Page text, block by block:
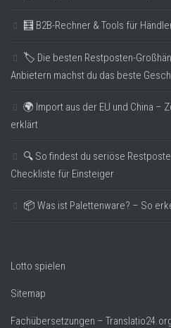
🧮 B2B-Rechner & Tools für
🏷️ Die besten Restposten-
Anbietern machst du das beste
🌍 Import aus der EU und China –
erklärt
🔍 So findest du seriöse
Checkliste für Einsteiger
📦 Was ist Palettenware? – So
Lotto spielen
Sitemap
Fachübersetzungen –